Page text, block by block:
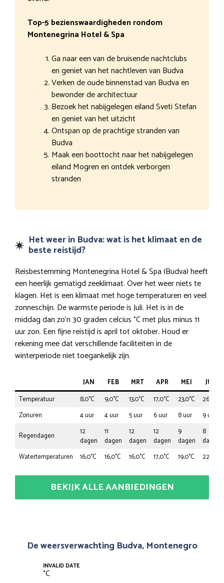
Top-5 bezienswaardigheden rondom
Montenegrina Hotel & Spa
Ga naar een van de bruisende nachtclubs
en geniet van het nachtleven van Budva
Verken de oude binnenstad van Budva en
bewonder de architectuur
Bezoek het nabijgelegen eiland Sveti Stefan
en geniet van het uitzicht
Ontspan op de prachtige stranden van
Budva
Maak een boottocht naar het nabijgelegen
eiland Mogren en ontdek verborgen
stranden
Het weer in Budva: wat is het klimaat en de
beste reistijd?
Reisbestemming Montenegrina Hotel & Spa (Budva) heeft
een heerlijk gematigd zeeklimaat. Over het weer niets te
klagen. Het is een klimaat met hoge temperaturen en veel
zonneschijn. De warmste periode is Juli. Het is in de
middag dan zo’n 30 graden celcius °C met plus minus 11
uur zon. Een fijne reistijd is april tot oktober. Houd er
rekening mee dat verschillende faciliteiten in de
winterperiode niet toegankelijk zijn.
JAN FEB MRT APR MEI
JUN
Temperatuur
8,0°C 9,0°C 13,0°C 17,0°C 23,0°C
26,0°C
Zonuren
4 uur 4 uur 5 uur 6 uur 8 uur
9 uur
Regendagen
12
dagen
11
dagen
12
dagen
12
dagen
9
dagen
8
dagen
Watertemperaturen
16,0°C 16,0°C 16,0°C 17,0°C 19,0°C 22,0°C
BEKIJK ALLE AANBIEDINGEN
De weersverwachting Budva, Montenegro
INVALID DATE
°C